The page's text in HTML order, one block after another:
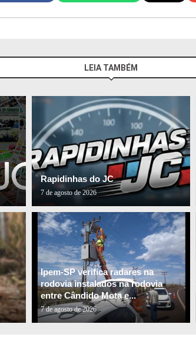
LEIA TAMBÉM
Rapidinhas do JC
7 de agosto de 2026
Ipem-SP verifica radares na
rodovia instalados na rodovia
entre Cândido Mota e...
7 de agosto de 2026